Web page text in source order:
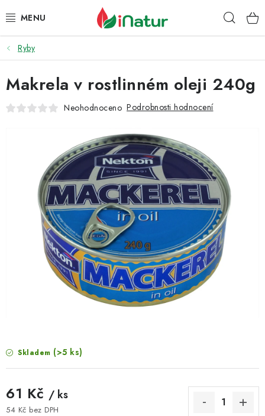
na
POTRAVINY
OŘECHY A SUŠENÉ PLODY
SNACKY
EKO DROGERIE A KOSMETIKA
VITAMÍNY
DOPRAVA A PLATBA
VELKOOBCHOD
Podmínky ochrany osobních údajů
Ryby
Skladem (>5 ks)
61 Kč / ks
54 Kč bez DPH
Makrela v rostlinném oleji 240g
Neohodnoceno Podrobnosti hodnocení